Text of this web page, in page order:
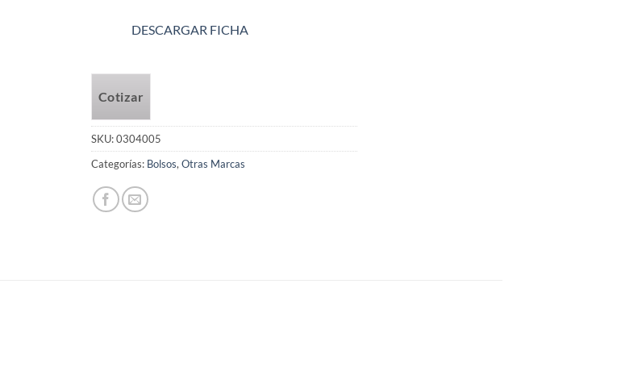
DESCARGAR FICHA
Cotizar
SKU:0304005
Categorías: Bolsos, Otras Marcas